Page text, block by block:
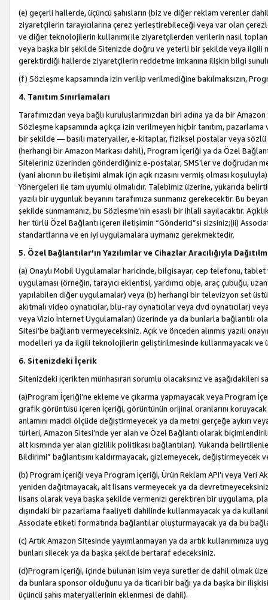
(e) geçerli hallerde, üçüncü şahısların (biz ve diğer reklam verenler
ziyaretçilerin tarayıcılarına çerez yerleştirebileceği veya var olan
ve diğer teknolojilerin kullanımı ile ziyaretçilerden verilerin nasıl
veya başka bir şekilde Sitenizde doğru ve yeterli bir şekilde veya ilgili
gerektirdiği hallerde ziyaretçilerin reddetme imkanına ilişkin bilgi
(f) Sözleşme kapsamında izin verilip verilmediğine bakılmaksızın,
4. Tanıtım Sınırlamaları
Tarafımızdan veya bağlı kuruluşlarımızdan biri adına ya da bir
Sözleşme kapsamında açıkça izin verilmeyen hiçbir tanıtım,
bir şekilde — basılı materyaller, e-kitaplar, fiziksel postalar veya sözlü
(herhangi bir Amazon Markası dahil), Program İçeriği ya da Özel
Siteleriniz üzerinden gönderdiğiniz e-postalar, SMS’ler ve doğrudan
(yani alıcının bu iletişimi almak için açık rızasını vermiş olması
Yönergeleri ile tam uyumlu olmalıdır. Talebimiz üzerine, yukarıda
yazılı bir uygunluk beyanını tarafımıza sunmanız gerekecektir. Bu
şekilde sunmamanız, bu Sözleşme’nin esaslı bir ihlali sayılacaktır.
her türlü Özel Bağlantı içeren iletişimin “Gönderici”si sizsiniz;(ii)
standartlarına ve en iyi uygulamalara uymanız gerekmektedir.
5. Özel Bağlantılar’ın Yazılımlar ve Cihazlar Aracılığıyla
(a) Onaylı Mobil Uygulamalar haricinde, bilgisayar, cep telefonu,
uygulaması (örneğin, tarayıcı eklentisi, yardımcı obje, araç çubuğu,
yapılabilen diğer uygulamalar) veya (b) herhangi bir televizyon set
akıtmalı video oynatıcılar, blu-ray oynatıcılar veya dvd oynatıcılar)
veya Vizio İnternet Uygulamaları) üzerinde ya da bunlarla bağlantılı
Sitesi’be bağlantı vermeyeceksiniz. Açık ve önceden alınmış yazılı
modelleri ya da ilgili teknolojilerin geliştirilmesinde kullanmayacak ve
6. Sitenizdeki İçerik
Sitenizdeki içerikten münhasıran sorumlu olacaksınız ve aşağıdakileri
(a)Program İçeriği’ne ekleme ve çıkarma yapmayacak veya Program
grafik görüntüsü içeren İçeriği, görüntünün orijinal oranlarını
anlamını maddi ölçüde değiştirmeyecek ya da metni gerçeğe aykırı
türleri, Amazon Sitesi’nde yer alan ve Özel Bağlantı olarak
alt kısmında yer alan gizlilik politikası bağlantıları). Yukarıda
Bildirimi” bağlantısını kaldırmayacak, gizlemeyecek,
(b) Program İçeriği veya Program İçeriği, Ürün Reklam API’ı veya Veri
yeniden dağıtmayacak, alt lisans vermeyecek ya da
lisans olarak veya başka şekilde vermenizi gerektiren bir uygulama,
dışındaki bir pazarlama faaliyeti dahilinde kullanmayacak ya da
Associate etiketi formatında bağlantılar oluşturmayacak ya da bu
(c) Artık Amazon Sitesinde yayımlanmayan ya da artık kullanımınıza
bunları silecek ya da başka şekilde bertaraf edeceksiniz.
(d)Program İçeriği, içinde bulunan isim veya suretler de dahil olmak
da bunlara sponsor olduğunu ya da ticari bir bağı ya da başka bir
üçüncü şahıs materyallerinin eklenmesi de dahil).